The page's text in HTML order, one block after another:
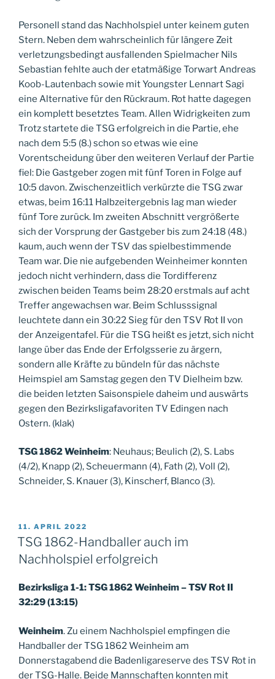
Personell stand das Nachholspiel unter keinem guten
Stern. Neben dem wahrscheinlich für längere Zeit
verletzungsbedingt ausfallenden Spielmacher Nils
Sebastian fehlte auch der etatmäßige Torwart Andreas
Koob-Lautenbach sowie mit Youngster Lennart Sagi
eine Alternative für den Rückraum. Rot hatte dagegen
ein komplett besetztes Team. Allen Widrigkeiten zum
Trotz startete die TSG erfolgreich in die Partie, ehe
nach dem 5:5 (8.) schon so etwas wie eine
Vorentscheidung über den weiteren Verlauf der Partie
fiel: Die Gastgeber zogen mit fünf Toren in Folge auf
10:5 davon. Zwischenzeitlich verkürzte die TSG zwar
etwas, beim 16:11 Halbzeitergebnis lag man wieder
fünf Tore zurück. Im zweiten Abschnitt vergrößerte
sich der Vorsprung der Gastgeber bis zum 24:18 (48.)
kaum, auch wenn der TSV das spielbestimmende
Team war. Die nie aufgebenden Weinheimer konnten
jedoch nicht verhindern, dass die Tordifferenz
zwischen beiden Teams beim 28:20 erstmals auf acht
Treffer angewachsen war. Beim Schlusssignal
leuchtete dann ein 30:22 Sieg für den TSV Rot II von
der Anzeigentafel. Für die TSG heißt es jetzt, sich nicht
lange über das Ende der Erfolgsserie zu ärgern,
sondern alle Kräfte zu bündeln für das nächste
Heimspiel am Samstag gegen den TV Dielheim bzw.
die beiden letzten Saisonspiele daheim und auswärts
gegen den Bezirksligafavoriten TV Edingen nach
Ostern. (klak)
TSG 1862 Weinheim: Neuhaus; Beulich (2), S. Labs
(4/2), Knapp (2), Scheuermann (4), Fath (2), Voll (2),
Schneider, S. Knauer (3), Kinscherf, Blanco (3).
VERÖFFENTLICHT
AM
11. APRIL 2022
TSG 1862-Handballer auch im
Nachholspiel erfolgreich
Bezirksliga 1-1: TSG 1862 Weinheim – TSV Rot II
32:29 (13:15)
Weinheim. Zu einem Nachholspiel empfingen die
Handballer der TSG 1862 Weinheim am
Donnerstagabend die Badenligareserve des TSV Rot in
der TSG-Halle. Beide Mannschaften konnten mit